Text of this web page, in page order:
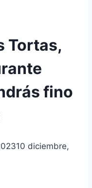
Tortas,
fino
10 diciembre,